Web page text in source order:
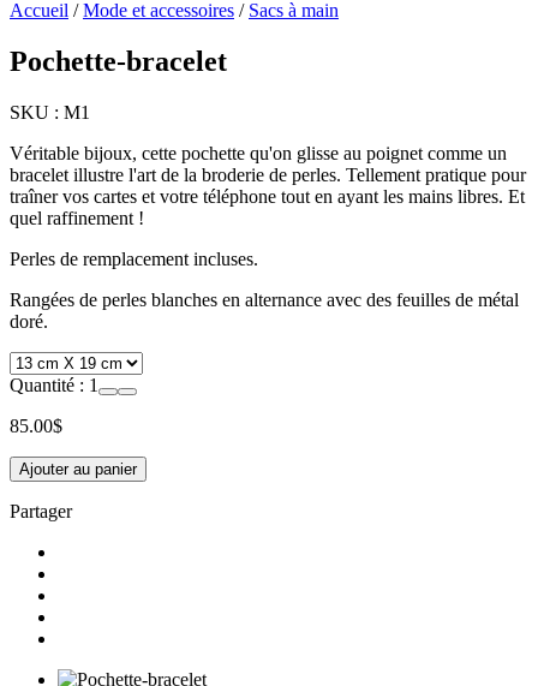
Accueil /Mode et accessoires / Sacs à main
Pochette-bracelet
SKU : M1
Véritable bijoux, cette pochette qu'on glisse au poignet comme un
bracelet illustre l'art de la broderie de perles. Tellement pratique pour
traîner vos cartes et votre téléphone tout en ayant les mains libres. Et
quel raffinement !
Perles de remplacement incluses.
Rangées de perles blanches en alternance avec des feuilles de métal
doré.
Quantité : 1
85.00$
Ajouter au panier
Partager